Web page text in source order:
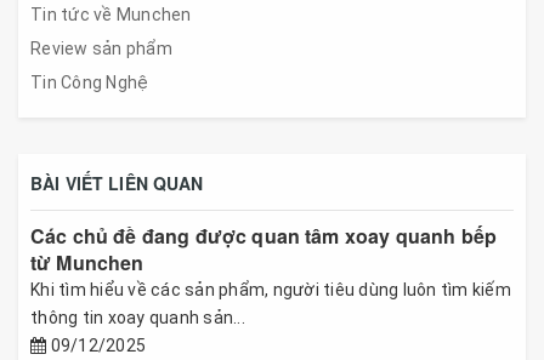
Tin tức về Munchen
Review sản phẩm
Tin Công Nghệ
BÀI VIẾT LIÊN QUAN
Các chủ đề đang được quan tâm xoay quanh bếp
từ Munchen
Khi tìm hiểu về các sản phẩm, người tiêu dùng luôn tìm kiếm
thông tin xoay quanh sản...
09/12/2025